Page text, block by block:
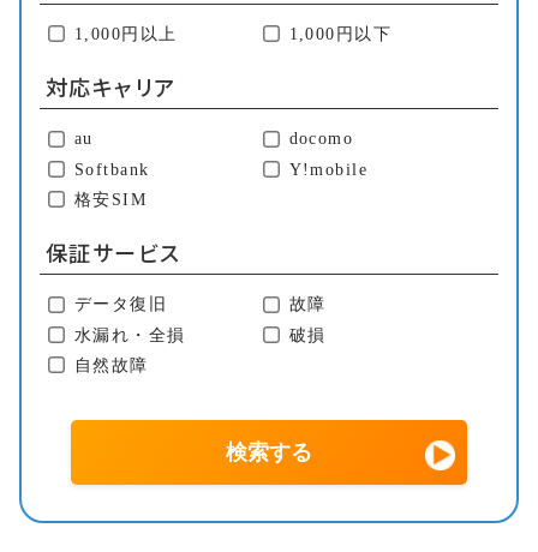
1,000円以上 1,000円以下
対応キャリア
au
docomo
Softbank
Y!mobile
格安SIM
保証サービス
データ復旧
故障
水漏れ・全損
破損
自然故障